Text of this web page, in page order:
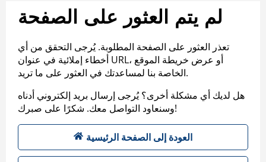
لم يتم العثور على الصفحة
تعذر العثور على الصفحة المطلوبة. يُرجى التحقق من أي
أخطاء إملائية في عنوان URL، أو عرض خريطة الموقع
الخاصة بنا لمساعدتك في العثور على ما تريد.
هل لديك أي مشكلة أخرى؟ يُرجى إرسال بريد إلكتروني أدناه
وسنعاود التواصل معك. شكرًا على صبرك!
العودة إلى الصفحة الرئيسية